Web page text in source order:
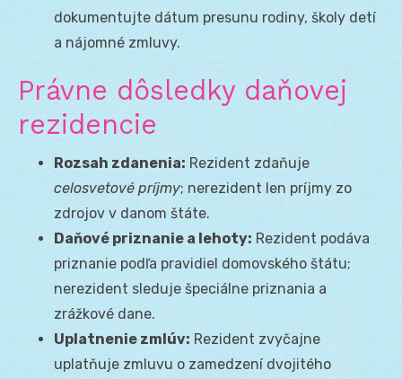
dokumentujte dátum presunu rodiny, školy detí
a nájomné zmluvy.
Právne dôsledky daňovej
rezidencie
Rozsah zdanenia: Rezident zdaňuje
celosvetové príjmy; nerezident len príjmy zo
zdrojov v danom štáte.
Daňové priznanie a lehoty: Rezident podáva
priznanie podľa pravidiel domovského štátu;
nerezident sleduje špeciálne priznania a
zrážkové dane.
Uplatnenie zmlúv: Rezident zvyčajne
uplatňuje zmluvu o zamedzení dvojitého